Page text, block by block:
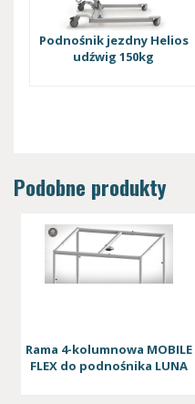
Podnośnik jezdny Helios
udźwig 150kg
Podobne produkty
Rama 4-kolumnowa MOBILE
FLEX do podnośnika LUNA